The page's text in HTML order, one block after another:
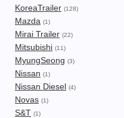
KoreaTrailer (128)
Mazda (1)
Mirai Trailer (22)
Mitsubishi (11)
MyungSeong (3)
Nissan (1)
Nissan Diesel (4)
Novas (1)
S&T (1)